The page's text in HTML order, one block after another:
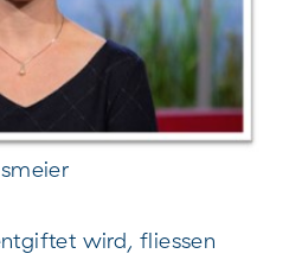
wird, fliessen